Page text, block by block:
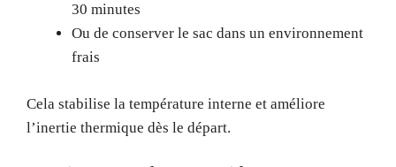
30 minutes
Ou de conserver le sac dans un environnement
frais
Cela stabilise la température interne et améliore
l’inertie thermique dès le départ.